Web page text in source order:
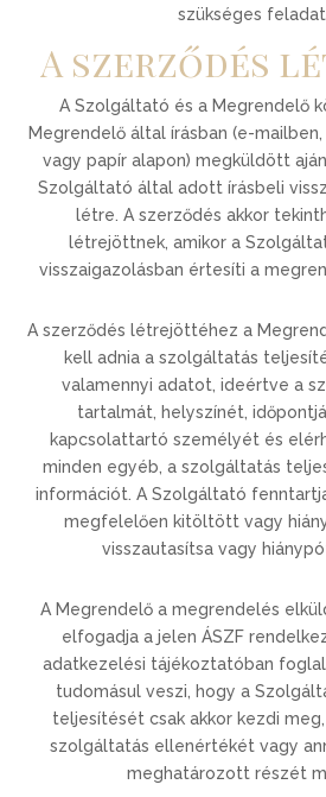
szükséges
A szerződés
A Szolgáltató és a Megrendelő
Megrendelő által írásban (e-
vagy papír alapon) megküldött
Szolgáltató által adott írásbeli
létre. A szerződés akkor
létrejöttnek, amikor a
visszaigazolásban értesíti a
A szerződés létrejöttéhez a
kell adnia a szolgáltatás
valamennyi adatot, ideértve a
tartalmát, helyszínét,
kapcsolattartó személyét és
minden egyéb, a szolgáltatás
információt. A Szolgáltató
megfelelően kitöltött vagy
visszautasítsa vagy
A Megrendelő a megrendelés
elfogadja a jelen ÁSZF
adatkezelési tájékoztatóban
tudomásul veszi, hogy a
teljesítését csak akkor kezdi
szolgáltatás ellenértékét vagy
meghatározott részét